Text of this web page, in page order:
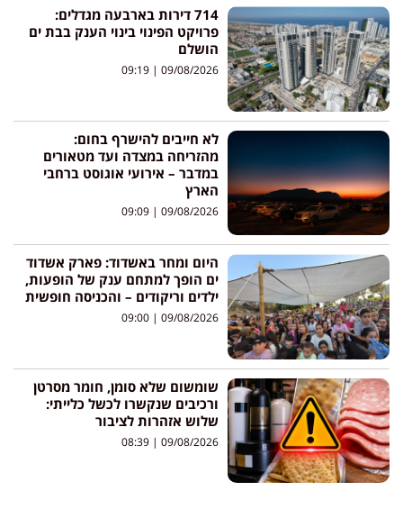
714 דירות בארבעה מגדלים:
פרויקט הפינוי בינוי הענק בבת ים
הושלם
09/08/2026
לא חייבים להישרף בחום:
מהזריחה במצדה ועד מטאורים
במדבר – אירועי אוגוסט ברחבי
הארץ
09/08/2026
היום ומחר באשדוד: פארק אשדוד
ים הופך למתחם ענק של הופעות,
ילדים וריקודים – והכניסה חופשית
09/08/2026
שומשום שלא סומן, חומר מסרטן
ורכיבים שנקשרו לכשל כלייתי:
שלוש אזהרות לציבור
09/08/2026